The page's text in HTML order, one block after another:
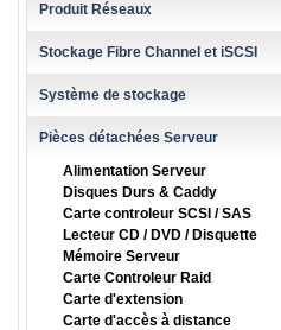
Produit Réseaux
Stockage Fibre Channel et iSCSI
Système de stockage
Pièces détachées Serveur
Alimentation Serveur
Disques Durs & Caddy
Carte controleur SCSI / SAS
Lecteur CD / DVD / Disquette
Mémoire Serveur
Carte Controleur Raid
Carte d'extension
Carte d'accès à distance